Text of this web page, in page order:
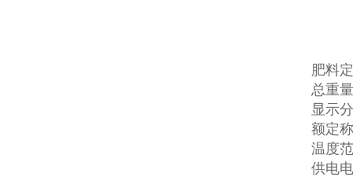
肥料
总重
显示
额定
温度
供电